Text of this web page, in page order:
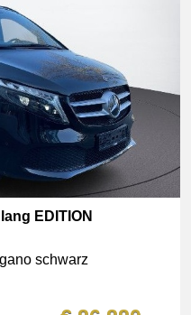
EDITION
schwarz